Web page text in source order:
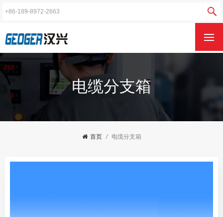
电缆分支箱
首页 / 电缆分支箱